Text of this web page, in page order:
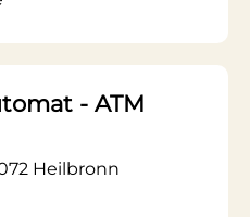
- ATM
Heilbronn